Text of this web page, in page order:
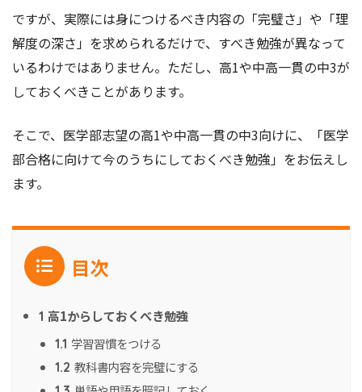
ですが、実際には身につけるべき内容の「完璧さ」や「理
解度の深さ」を求められるだけで、すべき勉強が異なって
いるわけではありません。ただし、高1や中高一貫の中3が
しておくべきことがあります。
そこで、医学部志望の高1や中高一貫の中3向けに、「医学
部合格に向けて今のうちにしておくべき勉強」をお伝えし
ます。
目次
1 高1からしておくべき勉強
1.1 学習習慣をつける
1.2 教科書内容を完璧にする